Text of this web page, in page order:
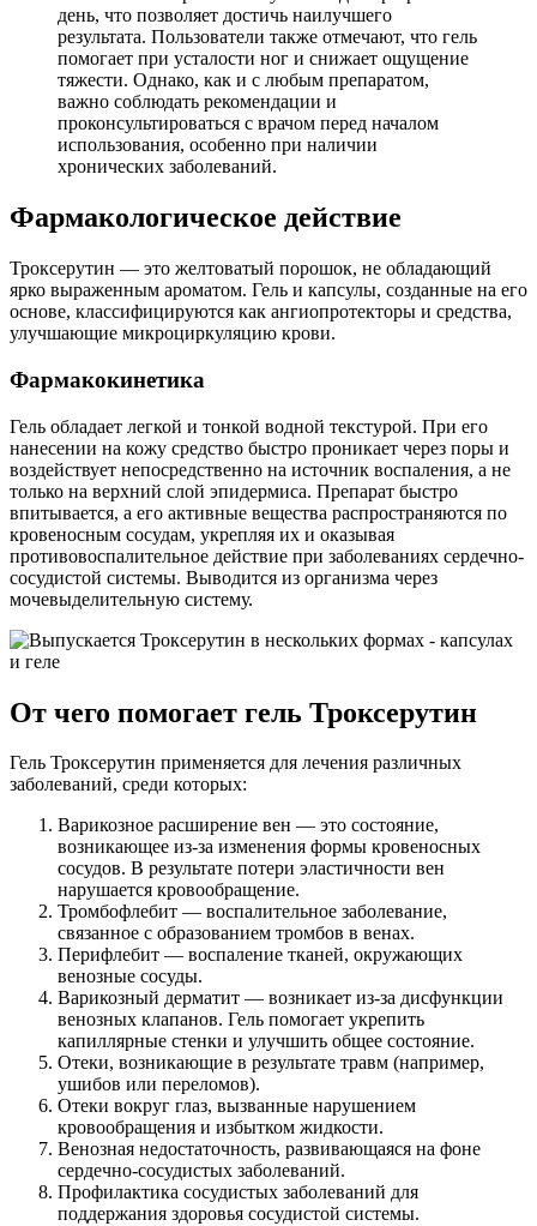
день, что позволяет достичь наилучшего
результата. Пользователи также отмечают, что гель
помогает при усталости ног и снижает ощущение
тяжести. Однако, как и с любым препаратом,
важно соблюдать рекомендации и
проконсультироваться с врачом перед началом
использования, особенно при наличии
хронических заболеваний.
Фармакологическое действие
Троксерутин — это желтоватый порошок, не обладающий
ярко выраженным ароматом. Гель и капсулы, созданные на его
основе, классифицируются как ангиопротекторы и средства,
улучшающие микроциркуляцию крови.
Фармакокинетика
Гель обладает легкой и тонкой водной текстурой. При его
нанесении на кожу средство быстро проникает через поры и
воздействует непосредственно на источник воспаления, а не
только на верхний слой эпидермиса. Препарат быстро
впитывается, а его активные вещества распространяются по
кровеносным сосудам, укрепляя их и оказывая
противовоспалительное действие при заболеваниях сердечно-
сосудистой системы. Выводится из организма через
мочевыделительную систему.
От чего помогает гель Троксерутин
Гель Троксерутин применяется для лечения различных
заболеваний, среди которых:
Варикозное расширение вен — это состояние,
возникающее из-за изменения формы кровеносных
сосудов. В результате потери эластичности вен
нарушается кровообращение.
Тромбофлебит — воспалительное заболевание,
связанное с образованием тромбов в венах.
Перифлебит — воспаление тканей, окружающих
венозные сосуды.
Варикозный дерматит — возникает из-за дисфункции
венозных клапанов. Гель помогает укрепить
капиллярные стенки и улучшить общее состояние.
Отеки, возникающие в результате травм (например,
ушибов или переломов).
Отеки вокруг глаз, вызванные нарушением
кровообращения и избытком жидкости.
Венозная недостаточность, развивающаяся на фоне
сердечно-сосудистых заболеваний.
Профилактика сосудистых заболеваний для
поддержания здоровья сосудистой системы.